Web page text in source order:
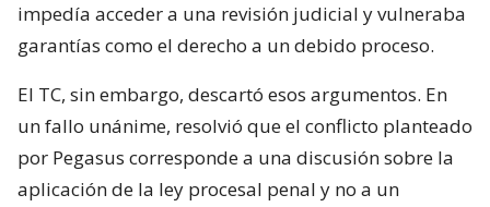
impedía acceder a una revisión judicial y vulneraba
garantías como el derecho a un debido proceso.
El TC, sin embargo, descartó esos argumentos. En
un fallo unánime, resolvió que el conflicto planteado
por Pegasus corresponde a una discusión sobre la
aplicación de la ley procesal penal y no a un